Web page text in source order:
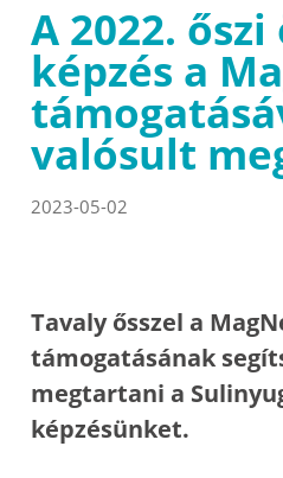
A 2022.
képzés a
valósult
2023-05-02
Tavaly ősszel a
támogatásának
megtartani a
képzésünket.